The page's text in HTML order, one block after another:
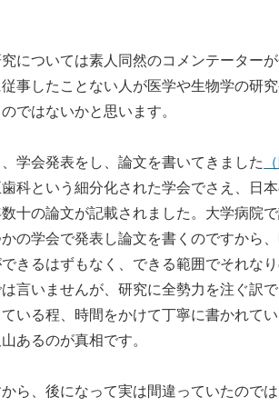
については素人同然のコメンテーター
事したことない人が医学や生物学の研究
ではないかと思います。
学会発表をし、論文を書いてきました
科という細分化された学会でさえ、日
十の論文が記載されました。大学病院で
の学会で発表し論文を書くのですから
きるはずもなく、できる範囲でそれな
言いませんが、研究に全勢力を注ぐ訳
いる程、時間をかけて丁寧に書かれて
あるのが真相です。
ら、後になって実は間違っていたのでは